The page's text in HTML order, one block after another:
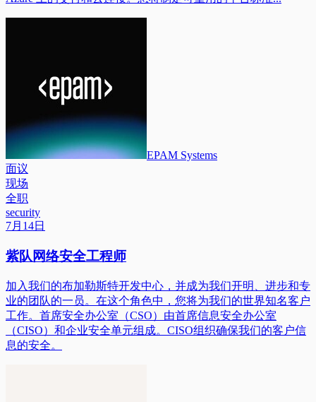
EPAM Systems
面议
现场
全职
security
7月14日
紫队网络安全工程师
加入我们的布加勒斯特开发中心，并成为我们开明、进步和专
业的团队的一员。在这个角色中，您将为我们的世界知名客户
工作。首席安全办公室（CSO）由首席信息安全办公室
（CISO）和企业安全单元组成。CISO组织确保我们的客户信
息的安全。